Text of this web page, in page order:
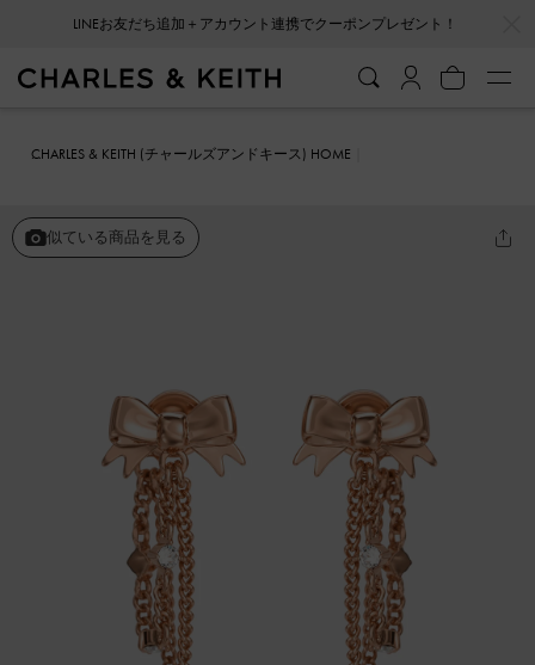
LINEお友だち追加＋アカウント連携でクーポンプレゼント！
CHARLES & KEITH (チャールズアンドキース) HOME
似ている商品を見る